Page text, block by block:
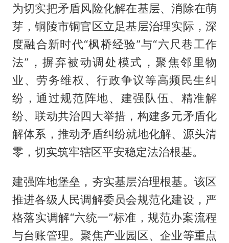
为切实把矛盾风险化解在基层、消除在萌
芽，铜陵市铜官区立足基层治理实际，深
度融合新时代“枫桥经验”与“六尺巷工作
法”，摒弃被动调处模式，聚焦邻里物
业、劳务维权、行政争议等高频民生纠
纷，通过规范阵地、建强队伍、精准解
纷、联动共治四大举措，构建多元矛盾化
解体系，推动矛盾纠纷就地化解、源头清
零，切实筑牢辖区平安稳定法治根基。
建强阵地堡垒，夯实基层治理根基。该区
推进各级人民调解委员会规范化建设，严
格落实调解“六统一”标准，规范办案流程
与台账管理。聚焦产业园区、企业等重点